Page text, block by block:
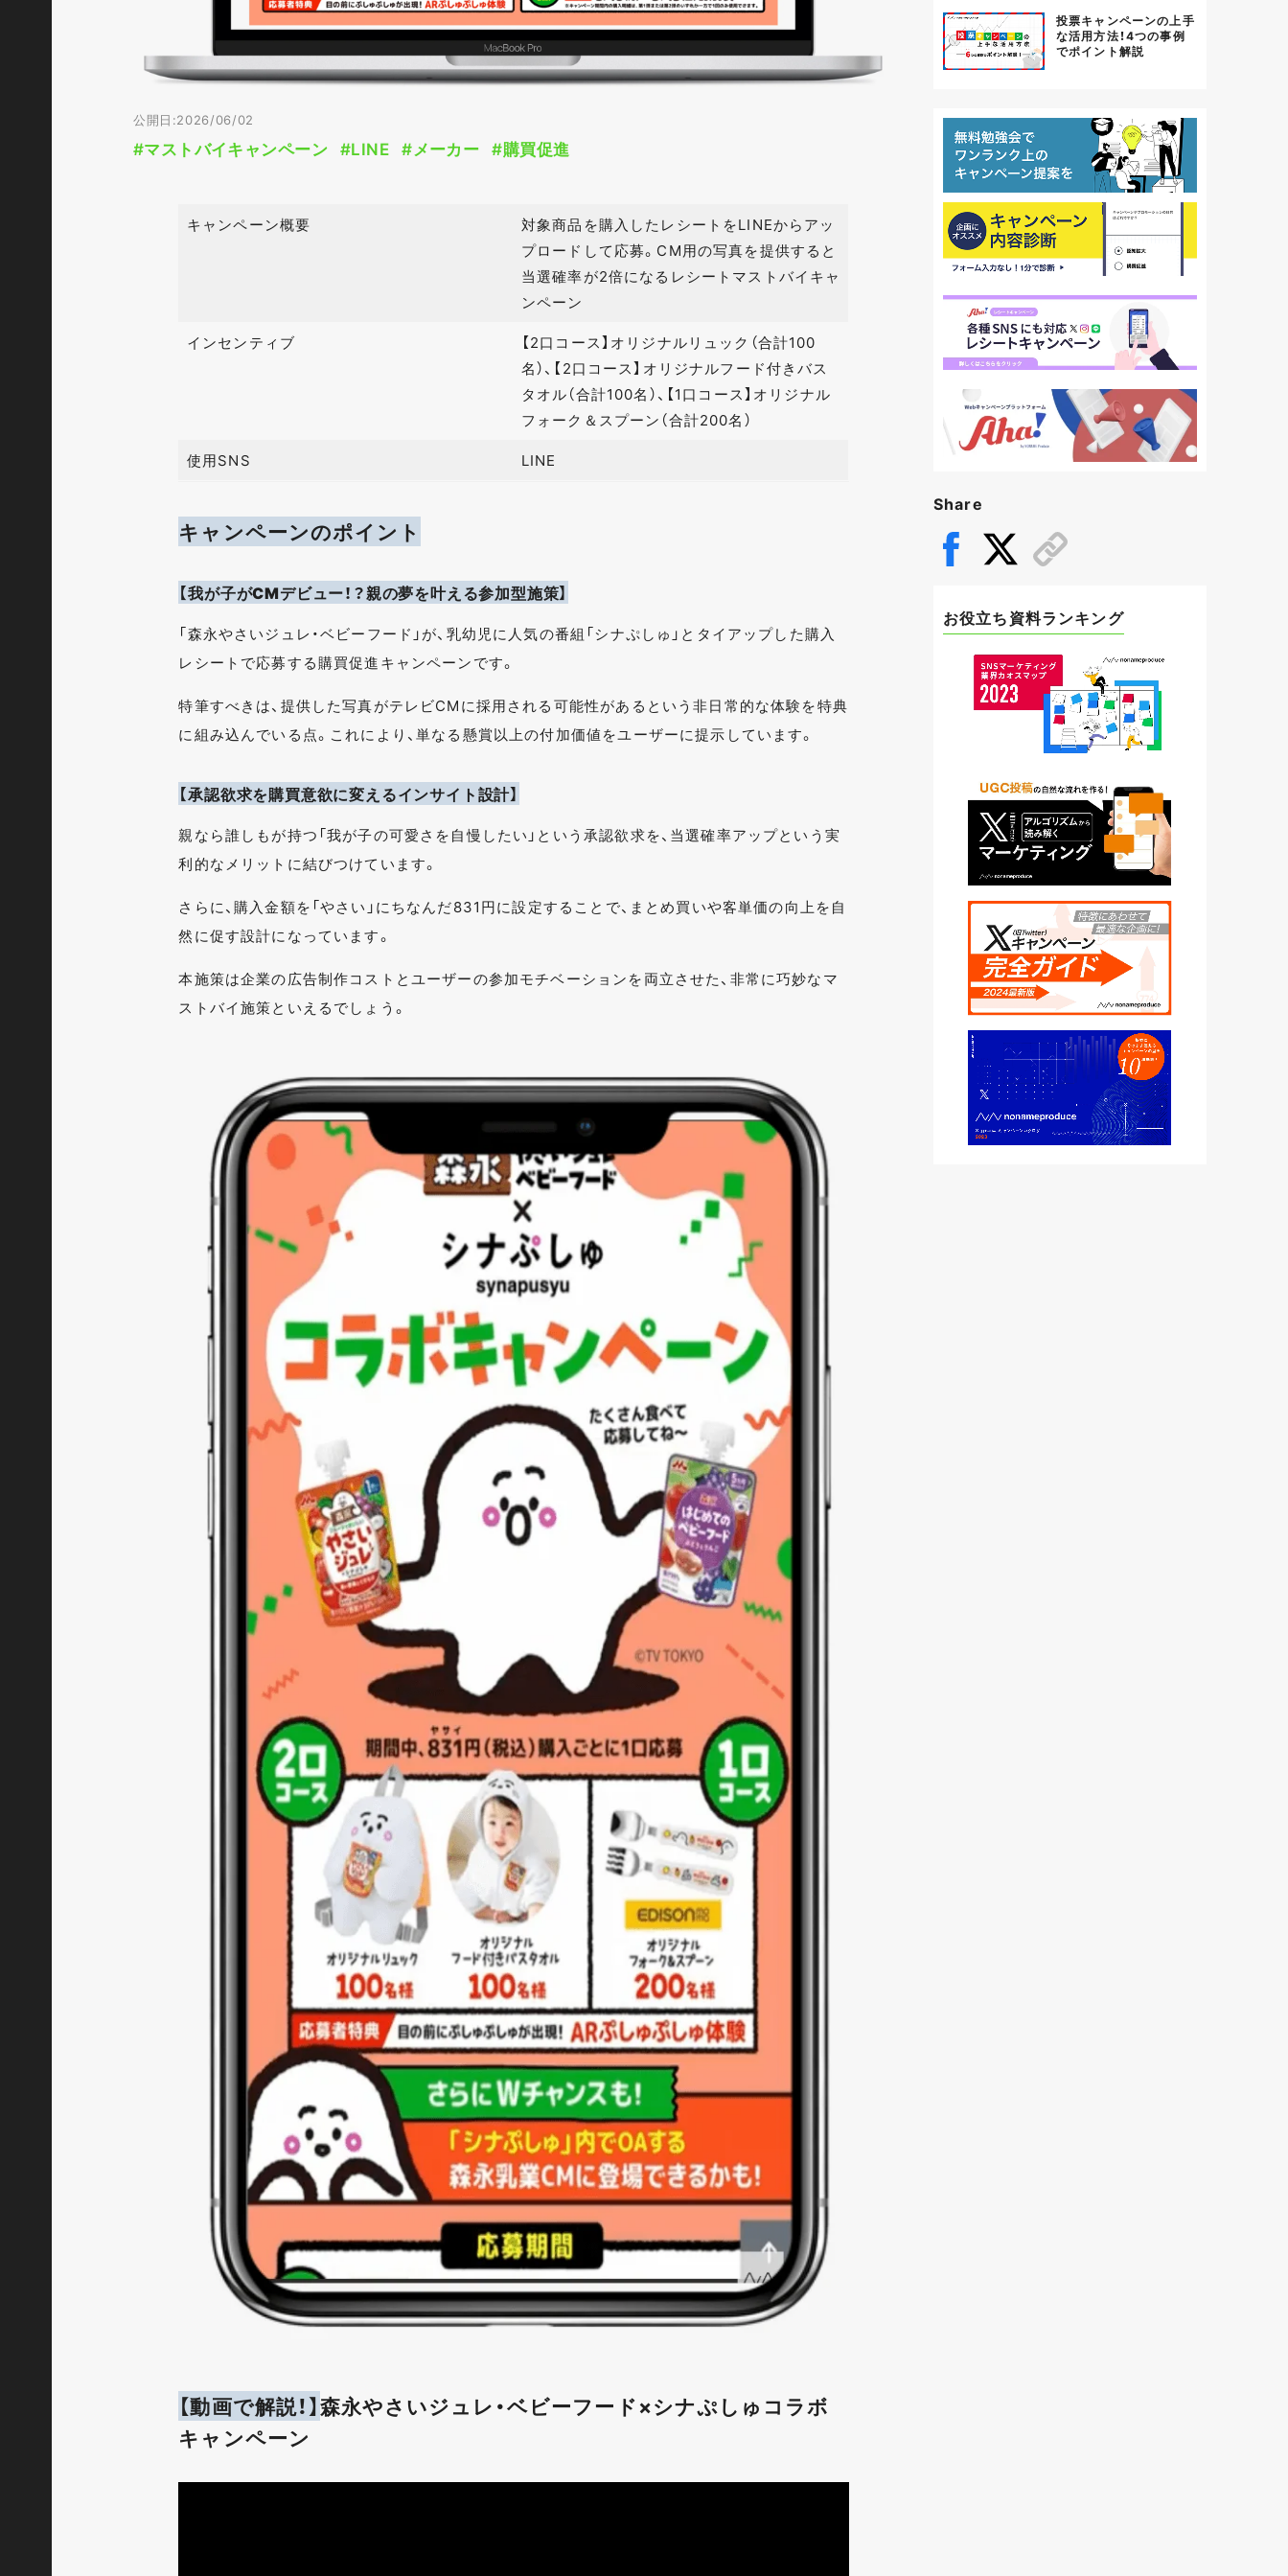
公開日:2026/06/02
#マストバイキャンペーン #LINE #メーカー #購買促進
キャンペーン概要
対象商品を購入したレシートをLINEからアッ
プロードして応募。CM用の写真を提供すると
当選確率が2倍になるレシートマストバイキャ
ンペーン
インセンティブ
【2口コース】オリジナルリュック（合計100
名）、【2口コース】オリジナルフード付きバス
タオル（合計100名）、【1口コース】オリジナル
フォーク＆スプーン（合計200名）
使用SNS
LINE
キャンペーンのポイント
【我が子がCMデビュー！？親の夢を叶える参加型施策】
「森永やさいジュレ・ベビーフード」が、乳幼児に人気の番組「シナぷしゅ」とタイアップした購入
レシートで応募する購買促進キャンペーンです。
特筆すべきは、提供した写真がテレビCMに採用される可能性があるという非日常的な体験を特典
に組み込んでいる点。これにより、単なる懸賞以上の付加価値をユーザーに提示しています。
【承認欲求を購買意欲に変えるインサイト設計】
親なら誰しもが持つ「我が子の可愛さを自慢したい」という承認欲求を、当選確率アップという実
利的なメリットに結びつけています。
さらに、購入金額を「やさい」にちなんだ831円に設定することで、まとめ買いや客単価の向上を自
然に促す設計になっています。
本施策は企業の広告制作コストとユーザーの参加モチベーションを両立させた、非常に巧妙なマ
ストバイ施策といえるでしょう。
【動画で解説！】森永やさいジュレ・ベビーフード×シナぷしゅコラボ
キャンペーン
投票キャンペーンの上手
な活用方法！4つの事例
でポイント解説
Share
お役立ち資料ランキング